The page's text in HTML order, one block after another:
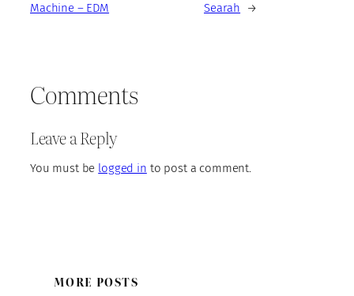
Machine – EDM
Searah
→
Comments
Leave a Reply
You must be logged in to post a comment.
MORE POSTS